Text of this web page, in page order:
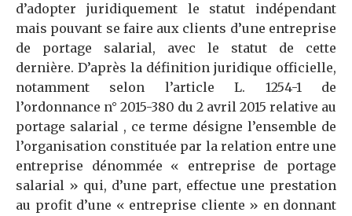
d’adopter juridiquement le statut indépendant
mais pouvant se faire aux clients d’une entreprise
de portage salarial, avec le statut de cette
dernière. D’après la définition juridique officielle,
notamment selon l’article L. 1254-1 de
l’ordonnance n° 2015-380 du 2 avril 2015 relative au
portage salarial , ce terme désigne l’ensemble de
l’organisation constituée par la relation entre une
entreprise dénommée « entreprise de portage
salarial » qui, d’une part, effectue une prestation
au profit d’une « entreprise cliente » en donnant